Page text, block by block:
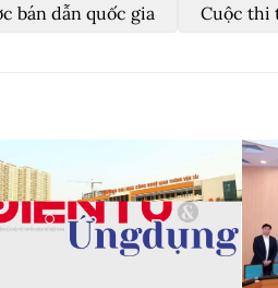
bán dẫn quốc gia Cuộc thi